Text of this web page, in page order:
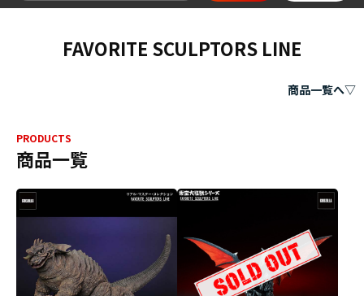
FAVORITE SCULPTORS LINE
商品一覧へ▽
PRODUCTS
商品一覧